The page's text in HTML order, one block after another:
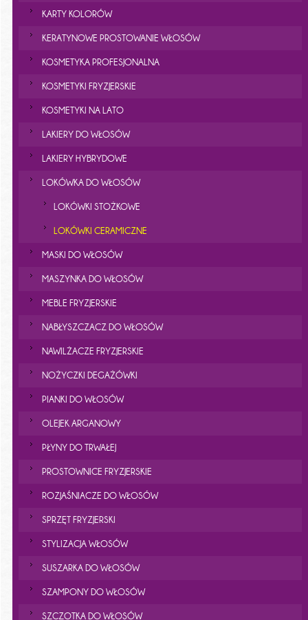
KARTY KOLORÓW
KERATYNOWE PROSTOWANIE WŁOSÓW
KOSMETYKA PROFESJONALNA
KOSMETYKI FRYZJERSKIE
KOSMETYKI NA LATO
LAKIERY DO WŁOSÓW
LAKIERY HYBRYDOWE
LOKÓWKA DO WŁOSÓW
LOKÓWKI STOŻKOWE
LOKÓWKI CERAMICZNE
MASKI DO WŁOSÓW
MASZYNKA DO WŁOSÓW
MEBLE FRYZJERSKIE
NABŁYSZCZACZ DO WŁOSÓW
NAWILŻACZE FRYZJERSKIE
NOŻYCZKI DEGAŻÓWKI
PIANKI DO WŁOSÓW
OLEJEK ARGANOWY
PŁYNY DO TRWAŁEJ
PROSTOWNICE FRYZJERSKIE
ROZJAŚNIACZE DO WŁOSÓW
SPRZĘT FRYZJERSKI
STYLIZACJA WŁOSÓW
SUSZARKA DO WŁOSÓW
SZAMPONY DO WŁOSÓW
SZCZOTKA DO WŁOSÓW